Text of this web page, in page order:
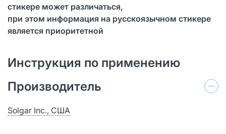
стикере может различаться,
при этом информация на русскоязычном стикере
является приоритетной
Инструкция по применению
Производитель
Solgar Inc., США